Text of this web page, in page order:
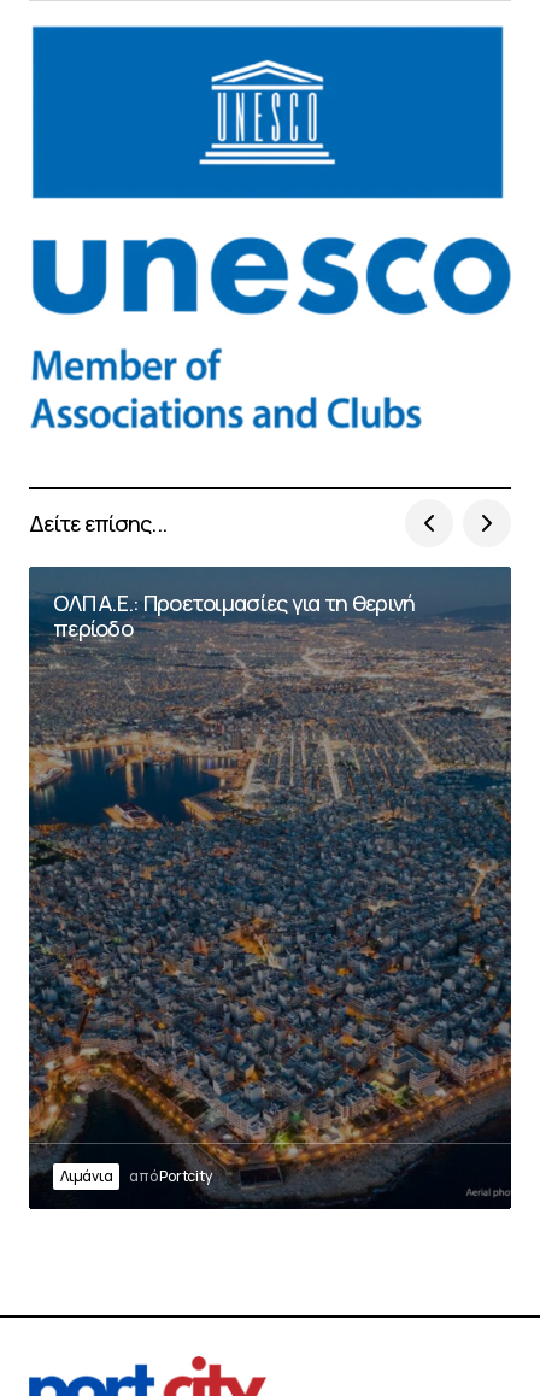
Δείτε επίσης...
ΟΛΠ Α.Ε.: Προετοιμασίες για τη θερινή
περίοδο
Λιμάνια απόPortcity